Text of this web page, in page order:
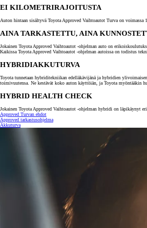
Alkaen
EI KILOMETRIRAJOITUSTA
Auton hintaan sisältyvä Toyota Approved Vaihtoautot Turva on
AINA TARKASTETTU, AINA
Jokainen Toyota Approved Vaihtoautot -ohjelman auto on
Kaikissa Toyota Approved Vaihtoautot -ohjelman autoissa on todistus
HYBRIDIAKKUTURVA
Toyota tunnetaan hybriditekniikan edelläkävijänä ja hybridien
toimivuutensa. Ne kestävät koko auton käyttöiän, ja Toyota myöntääkin
HYBRID HEALTH CHECK
Jokainen Toyota Approved Vaihtoautot -ohjelman hybridi on läpikäynyt
Approved Turvan ehdot
Approved tarkastusohjelma
Akkuturva